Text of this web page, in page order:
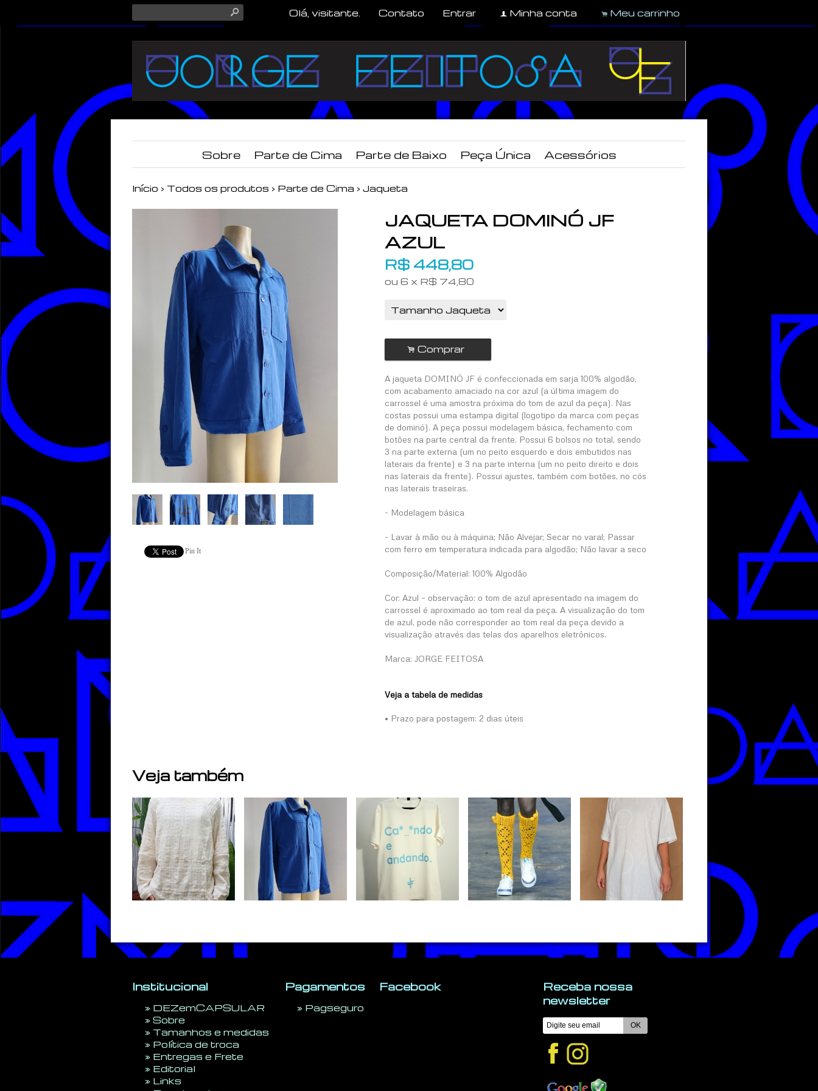
s Olá, visitante. Contato Entrar f Minha conta . Meu carrinho
Sobre Parte de Cima Parte de Baixo Peça Única Acessórios
Início › Todos os produtos › Parte de Cima › Jaqueta
Pin It
JAQUETA DOMINÓ JF
AZUL
R$ 448,80
ou 6 x R$ 74,80
. Comprar
A jaqueta DOMINÓ JF é confeccionada em sarja 100% algodão,
com acabamento amaciado na cor azul (a última imagem do
carrossel é uma amostra próxima do tom de azul da peça). Nas
costas possui uma estampa digital (logotipo da marca com peças
de dominó). A peça possui modelagem básica, fechamento com
botões na parte central da frente. Possui 6 bolsos no total, sendo
3 na parte externa (um no peito esquerdo e dois embutidos nas
laterais da frente) e 3 na parte interna (um no peito direito e dois
nas laterais da frente). Possui ajustes, também com botões, no cós
nas laterais traseiras.
- Modelagem básica
- Lavar à mão ou à máquina; Não Alvejar; Secar no varal; Passar
com ferro em temperatura indicada para algodão; Não lavar a seco
Composição/Material: 100% Algodão
Cor: Azul – observação: o tom de azul apresentado na imagem do
carrossel é aproximado ao tom real da peça. A visualização do tom
de azul, pode não corresponder ao tom real da peça devido a
visualização através das telas dos aparelhos eletrônicos.
Marca: JORGE FEITOSA
Veja a tabela de medidas
• Prazo para postagem: 2 dias úteis
Veja também
Institucional
» DEZemCAPSULAR
» Sobre
» Tamanhos e medidas
» Política de troca
» Entregas e Frete
» Editorial
» Links
Pagamentos
» Pagseguro
Facebook
Receba nossa
newsletter